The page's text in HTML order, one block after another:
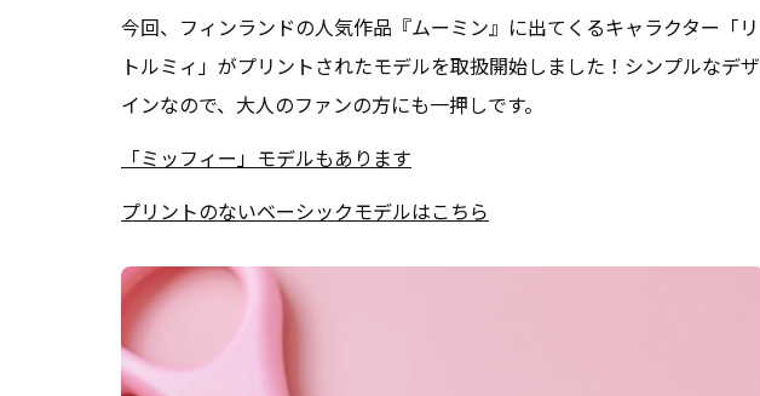
今回、フィンランドの人気作品『ムーミン』に出てくるキャラクター「リ
トルミィ」がプリントされたモデルを取扱開始しました！シンプルなデザ
インなので、大人のファンの方にも一押しです。
「ミッフィー」モデルもあります
プリントのないベーシックモデルはこちら